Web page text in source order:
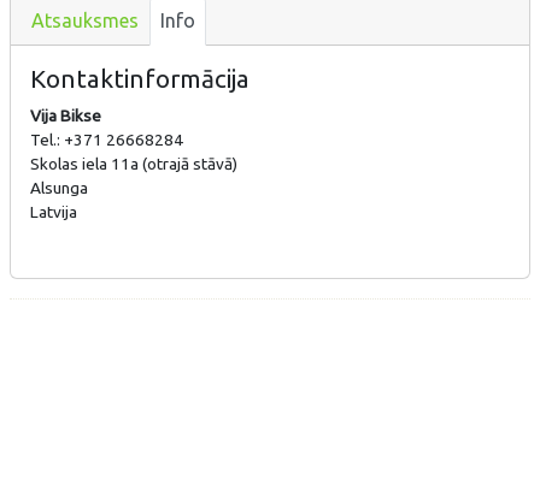
Atsauksmes Info
Kontaktinformācija
Vija Bikse
Tel.: +371 26668284
Skolas iela 11a (otrajā stāvā)
Alsunga
Latvija